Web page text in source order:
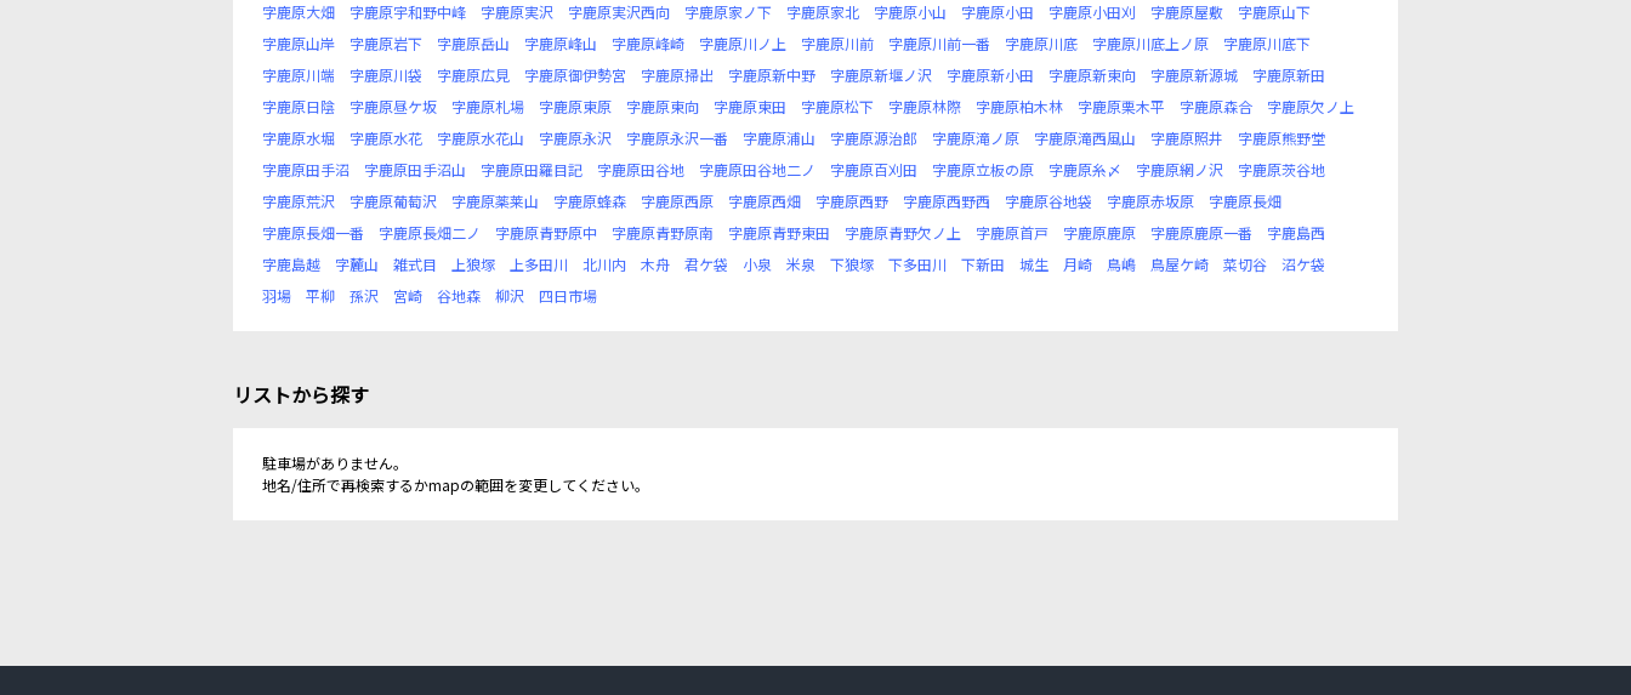
字鹿原大畑
字鹿原宇和野中峰 字鹿原実沢 字鹿原実沢西向 字鹿原家ノ下 字鹿原家北 字鹿原小山 字鹿原小田 字鹿原小田刈 字鹿原屋敷
字鹿原山下
字鹿原山岸
字鹿原岩下 字鹿原岳山 字鹿原峰山 字鹿原峰崎 字鹿原川ノ上 字鹿原川前 字鹿原川前一番 字鹿原川底 字鹿原川底上ノ原
字鹿原川底下
字鹿原川端
字鹿原川袋 字鹿原広見 字鹿原御伊勢宮 字鹿原掃出 字鹿原新中野 字鹿原新堰ノ沢 字鹿原新小田 字鹿原新東向 字鹿原新源城
字鹿原新田
字鹿原日陰
字鹿原昼ケ坂 字鹿原札場 字鹿原東原 字鹿原東向 字鹿原東田 字鹿原松下 字鹿原林際 字鹿原柏木林 字鹿原栗木平 字鹿原森合
字鹿原欠ノ上
字鹿原水堀
字鹿原水花 字鹿原水花山 字鹿原永沢 字鹿原永沢一番 字鹿原浦山 字鹿原源治郎 字鹿原滝ノ原 字鹿原滝西風山 字鹿原照井
字鹿原熊野堂
字鹿原田手沼
字鹿原田手沼山 字鹿原田羅目記 字鹿原田谷地 字鹿原田谷地二ノ 字鹿原百刈田 字鹿原立板の原 字鹿原糸〆 字鹿原網ノ沢
字鹿原茨谷地
字鹿原荒沢
字鹿原葡萄沢 字鹿原薬莱山 字鹿原蜂森 字鹿原西原 字鹿原西畑 字鹿原西野 字鹿原西野西 字鹿原谷地袋 字鹿原赤坂原
字鹿原長畑
字鹿原長畑一番
字鹿原長畑二ノ 字鹿原青野原中 字鹿原青野原南 字鹿原青野東田 字鹿原青野欠ノ上 字鹿原首戸 字鹿原鹿原 字鹿原鹿原一番
字鹿島西
字鹿島越
字麓山 雑式目 上狼塚 上多田川 北川内 木舟 君ケ袋 小泉 米泉 下狼塚 下多田川 下新田 城生 月崎 鳥嶋 鳥屋ケ崎 菜切谷
沼ケ袋
羽場
平柳 孫沢 宮崎 谷地森 柳沢 四日市場
リストから探す
駐車場がありません。
地名/住所で再検索するかmapの範囲を変更してください。